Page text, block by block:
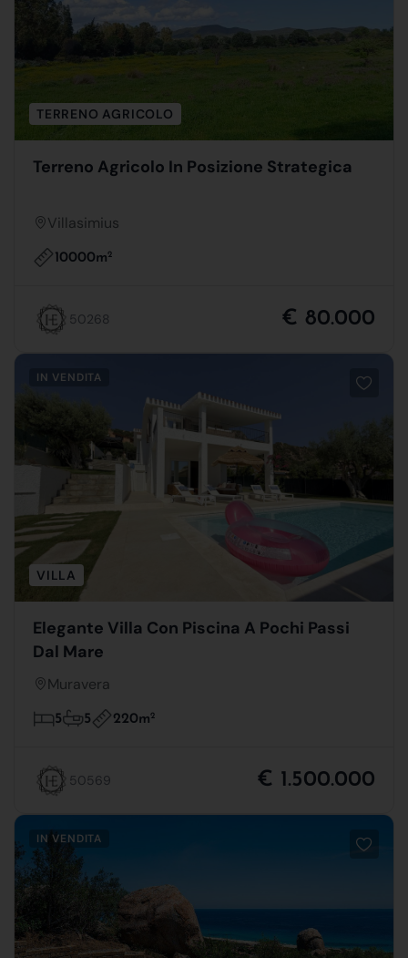
TERRENO AGRICOLO
Terreno Agricolo In Posizione Strategica
Villasimius
10000m2
50268 € 80.000
IN VENDITA
VILLA
Elegante Villa Con Piscina A Pochi Passi
Dal Mare
Muravera
5 5 220m2
50569 € 1.500.000
IN VENDITA